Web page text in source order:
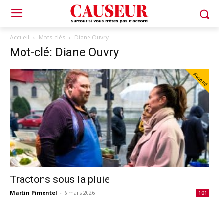
Accueil Mots-clés Diane Ouvry
Mot-clé: Diane Ouvry
Abonné
Tractons sous la pluie
Martin Pimentel - 6 mars 2026 101